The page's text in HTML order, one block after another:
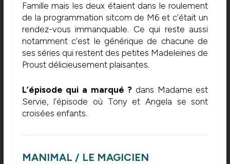
Famille mais les deux étaient dans le roulement
de la programmation sitcom de M6 et c’était un
rendez-vous immanquable. Ce qui reste aussi
notamment c’est le générique de chacune de
ses séries qui restent des petites Madeleines de
Proust délicieusement plaisantes.
L’épisode qui a marqué ? dans Madame est
Servie, l’épisode où Tony et Angela se sont
croisées enfants.
MANIMAL / LE MAGICIEN